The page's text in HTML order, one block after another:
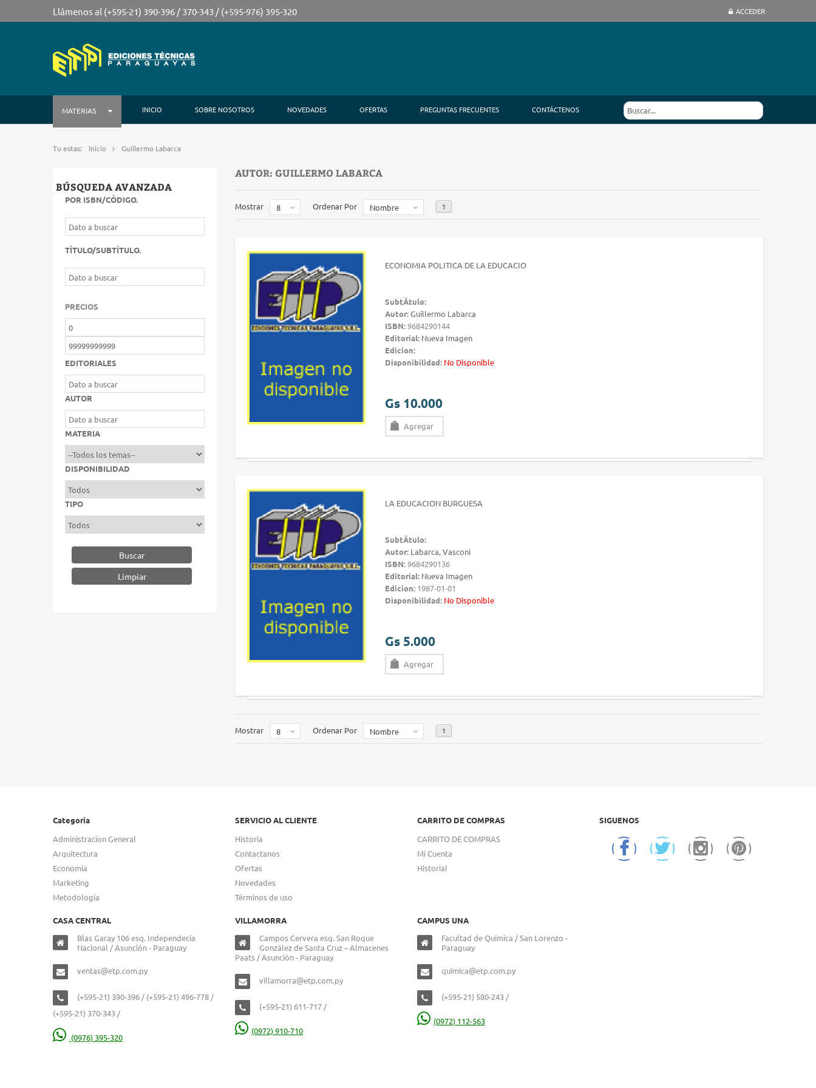
Llámenos al (+595-21) 390-396 / 370-343 / (+595-976) 395-320 ACCEDER
MATERIAS INICIO SOBRE NOSOTROS NOVEDADES OFERTAS PREGUNTAS FRECUENTES CONTÁCTENOS
Tu estas: Inicio Guillermo Labarca
BÚSQUEDA AVANZADA
POR ISBN/CÓDIGO.
TÍTULO/SUBTÍTULO.
PRECIOS
EDITORIALES
AUTOR
MATERIA
DISPONIBILIDAD
TIPO
Buscar
AUTOR: GUILLERMO LABARCA
Mostrar 8 Ordenar Por Nombre 1
ECONOMIA POLITICA DE LA EDUCACIO
SubtÃ­tulo:
Autor:Guillermo Labarca
ISBN:9684290144
Editorial: Nueva Imagen
Edicion:
Disponibilidad: No Disponible
Gs 10.000
Agregar
LA EDUCACION BURGUESA
SubtÃ­tulo:
Autor: Labarca, Vasconi
ISBN:9684290136
Editorial: Nueva Imagen
Edicion: 1987-01-01
Disponibilidad: No Disponible
Gs 5.000
Agregar
Mostrar 8 Ordenar Por Nombre 1
Categoria
Administracion General
Arquitectura
Economia
Marketing
Metodologia
SERVICIO AL CLIENTE
Historia
Contactanos
Ofertas
Novedades
Términos de uso
CARRITO DE COMPRAS
CARRITO DE COMPRAS
Mi Cuenta
Historial
SIGUENOS
CASA CENTRAL
Blas Garay 106 esq. Independecia
Nacional / Asunción - Paraguay
ventas@etp.com.py
(+595-21) 390-396 / (+595-21) 496-778 /
(+595-21) 370-343 /
(0976) 395-320
VILLAMORRA
Campos Cervera esq. San Roque
González de Santa Cruz – Almacenes
Paats / Asunción - Paraguay
villamorra@etp.com.py
(+595-21) 611-717 /
(0972) 910-710
CAMPUS UNA
Facultad de Química / San Lorenzo -
Paraguay
quimica@etp.com.py
(+595-21) 580-243 /
(0972) 112-563